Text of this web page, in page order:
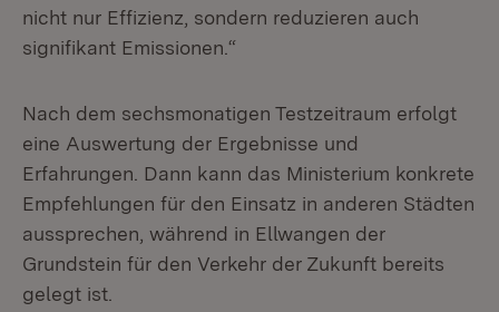
nicht nur Effizienz, sondern reduzieren auch
signifikant Emissionen.“
Nach dem sechsmonatigen Testzeitraum erfolgt
eine Auswertung der Ergebnisse und
Erfahrungen. Dann kann das Ministerium konkrete
Empfehlungen für den Einsatz in anderen Städten
aussprechen, während in Ellwangen der
Grundstein für den Verkehr der Zukunft bereits
gelegt ist.